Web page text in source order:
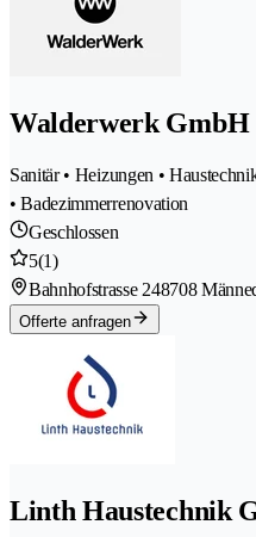
Walderwerk GmbH
Sanitär • Heizungen •
• Badezimmerrenovation
Geschlossen
5(1)
Bahnhofstrasse 248708
Offerte anfragen
Linth Haustechnik